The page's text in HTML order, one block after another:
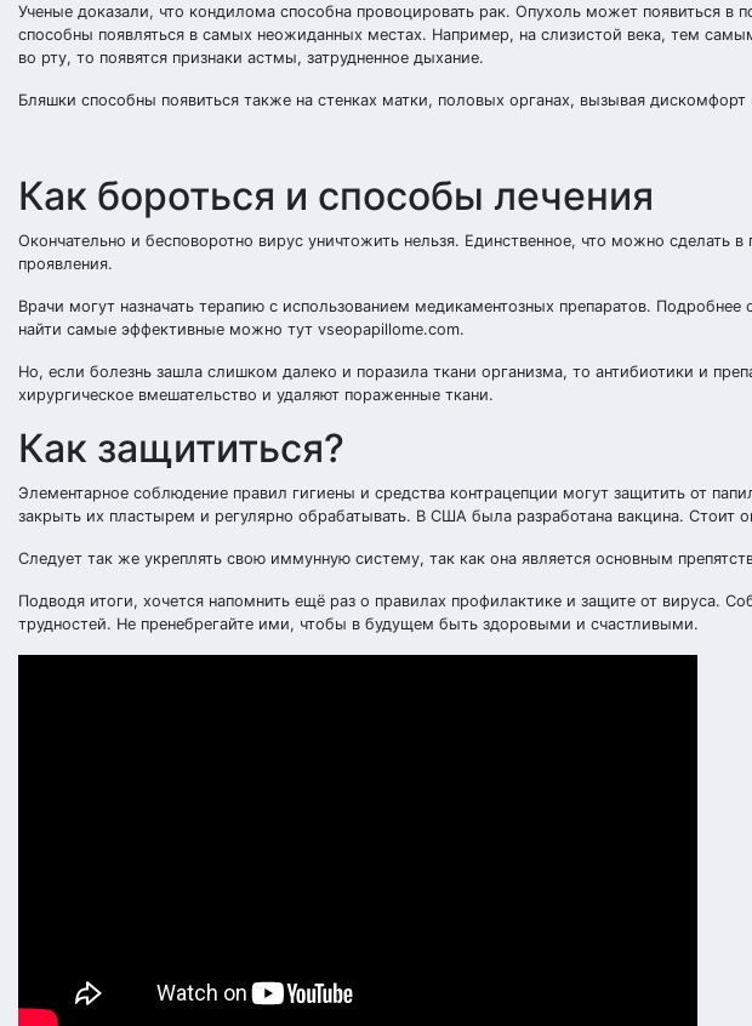
Ученые доказали, что кондилома способна провоцировать рак. Опухоль может появиться
способны появляться в самых неожиданных местах. Например, на слизистой века, тем
во рту, то появятся признаки астмы, затрудненное дыхание.
Бляшки способны появиться также на стенках матки, половых органах, вызывая дискомфорт
Как бороться и способы лечения
Окончательно и бесповоротно вирус уничтожить нельзя. Единственное, что можно сделать
проявления.
Врачи могут назначать терапию с использованием медикаментозных препаратов.
найти самые эффективные можно тут vseopapillome.com.
Но, если болезнь зашла слишком далеко и поразила ткани организма, то антибиотики и
хирургическое вмешательство и удаляют пораженные ткани.
Как защититься?
Элементарное соблюдение правил гигиены и средства контрацепции могут защитить от
закрыть их пластырем и регулярно обрабатывать. В США была разработана вакцина. Стоит
Следует так же укреплять свою иммунную систему, так как она является основным
Подводя итоги, хочется напомнить ещё раз о правилах профилактике и защите от вируса.
трудностей. Не пренебрегайте ими, чтобы в будущем быть здоровыми и счастливыми.